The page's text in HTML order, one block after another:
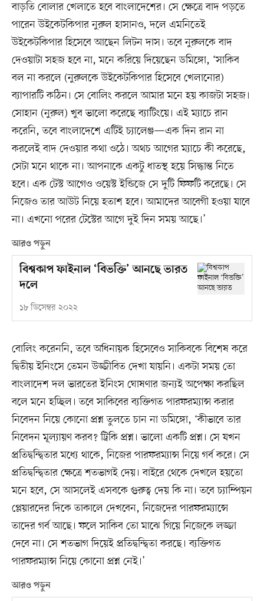
বাড়তি বোলার খেলাতে হবে বাংলাদেশের। সে ক্ষেত্রে বাদ পড়তে
পারেন উইকেটকিপার নুরুল হাসানও, দলে এমনিতেই
উইকেটকিপার হিসেবে আছেন লিটন দাস। তবে নুরুলকে বাদ
দেওয়াটা সহজ হবে না, মনে করিয়ে দিয়েছেন ডমিঙ্গো, ‘সাকিব
বল না করলে (নুরুলকে উইকেটকিপার হিসেবে খেলানোর)
ব্যাপারটি কঠিন। সে বোলিং করলে আমার মনে হয় কাজটা সহজ।
সোহান (নুরুল) খুব ভালো করেছে ব্যাটিংয়ে। এই ম্যাচে রান
করেনি, তবে বাংলাদেশে এটিই চ্যালেঞ্জ—এক দিন রান না
করলেই বাদ দেওয়ার কথা ওঠে। অথচ আগের ম্যাচে কী করেছে,
সেটা মনে থাকে না। আপনাকে একটু ধাতস্থ হয়ে সিদ্ধান্ত নিতে
হবে। এক টেস্ট আগেও ওয়েস্ট ইন্ডিজে সে দুটি ফিফটি করেছে। সে
নিজেও তার আউট নিয়ে হতাশ হবে। আমাদের আবেগী হওয়া যাবে
না। এখনো পরের টেস্টের আগে দুই দিন সময় আছে।’
আরও পড়ুন
বিশ্বকাপ ফাইনাল ‘বিভক্তি’ আনছে ভারত
দলে
১৮ ডিসেম্বর ২০২২
বোলিং করেননি, তবে অধিনায়ক হিসেবেও সাকিবকে বিশেষ করে
দ্বিতীয় ইনিংসে তেমন উজ্জীবিত দেখা যায়নি। একটা সময় তো
বাংলাদেশ দল ভারতের ইনিংস ঘোষণার জন্যই অপেক্ষা করছিল
বলে মনে হচ্ছিল। তবে সাকিবের ব্যক্তিগত পারফরম্যান্স করার
নিবেদন নিয়ে কোনো প্রশ্ন তুলতে চান না ডমিঙ্গো, ‘কীভাবে তার
নিবেদন মূল্যায়ণ করব? ট্রিকি প্রশ্ন। ভালো একটি প্রশ্ন। সে যখন
প্রতিদ্বন্দ্বিতার মধ্যে থাকে, নিজের পারফরম্যান্স নিয়ে গর্ব করে। সে
প্রতিদ্বন্দ্বিতার ক্ষেত্রে শতভাগই দেয়। বাইরে থেকে দেখলে হয়তো
মনে হবে, সে আসলেই এসবকে গুরুত্ব দেয় কি না। তবে চ্যাম্পিয়ন
প্লেয়ারদের দিকে তাকালে দেখবেন, নিজেদের পারফরম্যান্সে
তাদের গর্ব আছে। ফলে সাকিব তো মাঝে গিয়ে নিজেকে লজ্জা
দেবে না। সে শতভাগ দিয়েই প্রতিদ্বন্দ্বিতা করছে। ব্যক্তিগত
পারফরম্যান্স নিয়ে কোনো প্রশ্ন নেই।’
আরও পড়ুন